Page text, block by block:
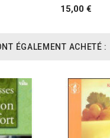
15,00 €
ÉGALEMENT ACHETÉ :